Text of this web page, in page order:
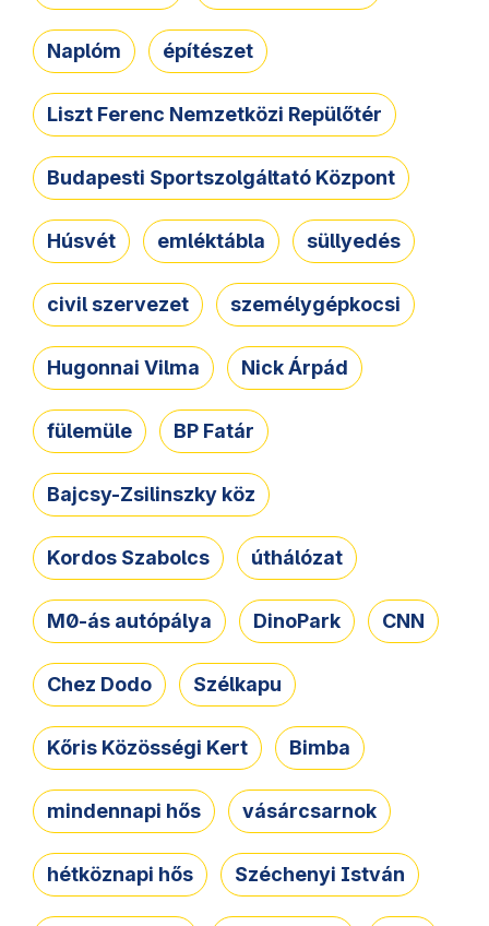
Naplóm építészet
Liszt Ferenc Nemzetközi Repülőtér
Budapesti Sportszolgáltató Központ
Húsvét emléktábla süllyedés
civil szervezet személygépkocsi
Hugonnai Vilma Nick Árpád
fülemüle BP Fatár
Bajcsy-Zsilinszky köz
Kordos Szabolcs úthálózat
M0-ás autópálya DinoPark CNN
Chez Dodo Szélkapu
Kőris Közösségi Kert Bimba
mindennapi hős vásárcsarnok
hétköznapi hős Széchenyi István